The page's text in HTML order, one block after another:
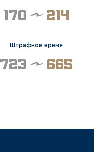
170 214
Штрафное время
723 665